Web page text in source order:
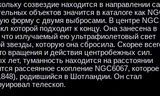
созвездие находится в направлении
объектов значится в каталоге как
форму с двумя выбросами. В центре NGC
которой подходит к концу. Она занесена в
что излучаемый ею ультрафиолетовый свет
звезды, которую она сбросила. Скорее
вращения и действия центробежных сил.
лет, туманность находится на расстоянии
рассеянное скопление NGC6067, которое
родившийся в Шотландии. Он стал
телескоп.